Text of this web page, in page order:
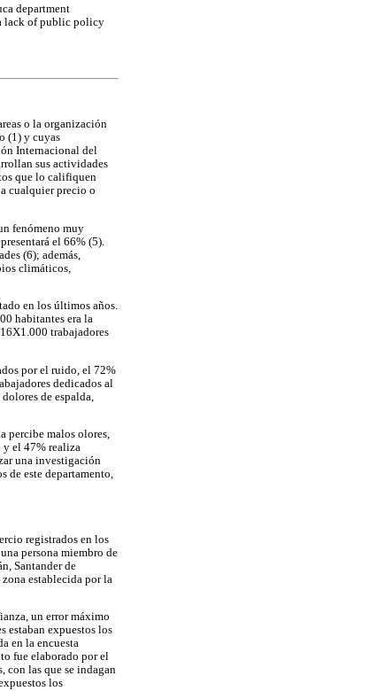
department
lack of public policy
o la organización
(1) y cuyas
Internacional del
sus actividades
que lo califiquen
cualquier precio o
fenómeno muy
el 66% (5).
(6); además,
climáticos,
en los últimos años.
habitantes era la
trabajadores
por el ruido, el 72%
dedicados al
de espalda,
percibe malos olores,
y el 47% realiza
una investigación
de este departamento,
registrados en los
persona miembro de
Santander de
establecida por la
un error máximo
estaban expuestos los
en la encuesta
fue elaborado por el
con las que se indagan
los